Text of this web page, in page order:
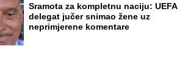
Sramota za kompletnu naciju: UEFA
delegat jučer snimao žene uz
neprimjerene komentare